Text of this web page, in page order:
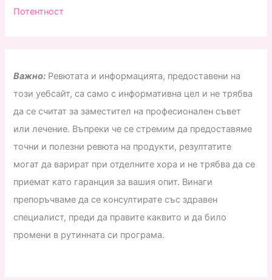
Потентност
Важно: Ревютата и информацията, предоставени на
този уебсайт, са само с информативна цел и не трябва
да се считат за заместител на професионален съвет
или лечение. Въпреки че се стремим да предоставяме
точни и полезни ревюта на продукти, резултатите
могат да варират при отделните хора и не трябва да се
приемат като гаранция за вашия опит. Винаги
препоръчваме да се консултирате със здравен
специалист, преди да правите каквито и да било
промени в рутинната си програма.